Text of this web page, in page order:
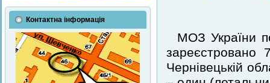
Контактна інформація
МОЗ України
зареєстровано
Чернівецькій